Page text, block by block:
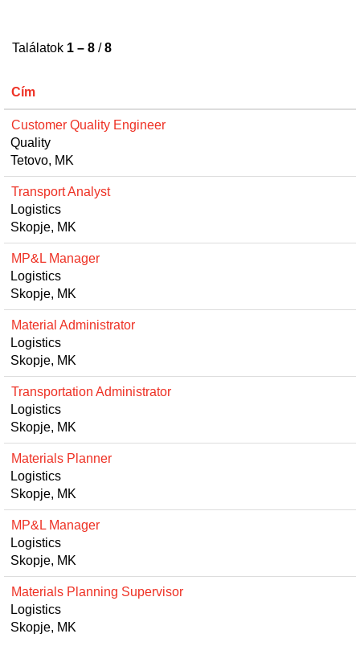
Találatok 1 – 8 /8
Cím
Customer Quality Engineer
Quality
Tetovo, MK
Transport Analyst
Logistics
Skopje, MK
MP&L Manager
Logistics
Skopje, MK
Material Administrator
Logistics
Skopje, MK
Transportation Administrator
Logistics
Skopje, MK
Materials Planner
Logistics
Skopje, MK
MP&L Manager
Logistics
Skopje, MK
Materials Planning Supervisor
Logistics
Skopje, MK